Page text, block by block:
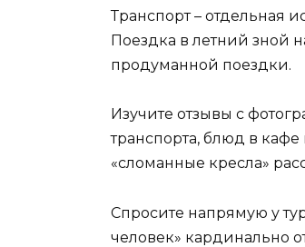
Транспорт – отдельная
Поездка в летний зной
продуманной поездки.
Изучите отзывы с
транспорта, блюд в
«сломанные кресла»
Спросите напрямую у
человек» кардинально